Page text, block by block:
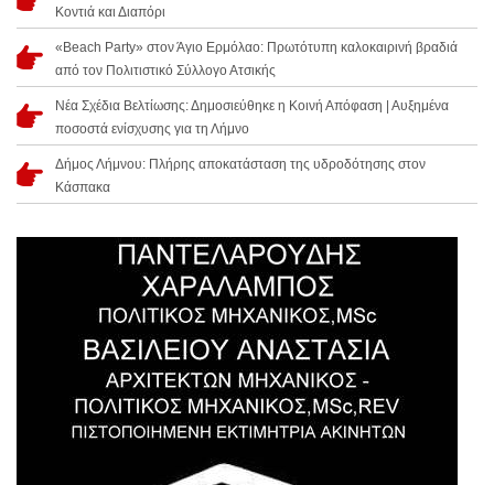
Κοντιά και Διαπόρι
«Beach Party» στον Άγιο Ερμόλαο: Πρωτότυπη καλοκαιρινή βραδιά
από τον Πολιτιστικό Σύλλογο Ατσικής
Νέα Σχέδια Βελτίωσης: Δημοσιεύθηκε η Κοινή Απόφαση | Αυξημένα
ποσοστά ενίσχυσης για τη Λήμνο
Δήμος Λήμνου: Πλήρης αποκατάσταση της υδροδότησης στον
Κάσπακα